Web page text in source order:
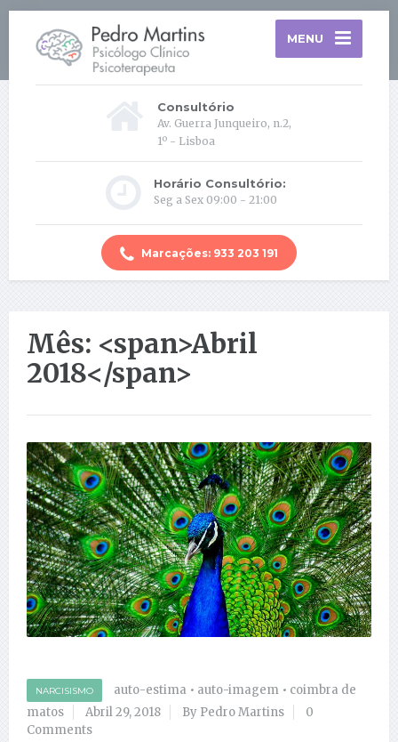
MENU
Consultório
Av. Guerra Junqueiro, n.2,
1º - Lisboa
Horário Consultório:
Seg a Sex 09:00 - 21:00
Marcações: 933 203 191
Mês: <span>Abril
2018</span>
NARCISISMO auto-estima • auto-imagem • coimbra de
matos
Abril 29, 2018 By Pedro Martins
0
Comments